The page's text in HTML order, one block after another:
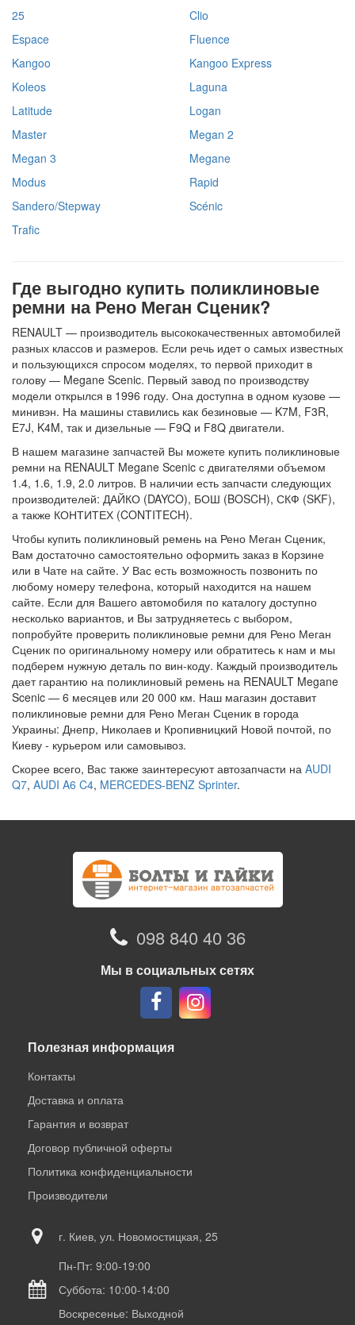
25
Clio
Espace
Fluence
Kangoo
Kangoo Express
Koleos
Laguna
Latitude
Logan
Master
Megan 2
Megan 3
Megane
Modus
Rapid
Sandero/Stepway
Scénic
Trafic
Где выгодно купить поликлиновые
ремни на Рено Меган Сценик?
RENAULT — производитель высококачественных автомобилей
разных классов и размеров. Если речь идет о самых известных
и пользующихся спросом моделях, то первой приходит в
голову — Megane Scenic. Первый завод по производству
модели открылся в 1996 году. Она доступна в одном кузове —
минивэн. На машины ставились как безиновые — K7M, F3R,
E7J, K4M, так и дизельные — F9Q и F8Q двигатели.
В нашем магазине запчастей Вы можете купить поликлиновые
ремни на RENAULT Megane Scenic с двигателями объемом
1.4, 1.6, 1.9, 2.0 литров. В наличии есть запчасти следующих
производителей: ДАЙКО (DAYCO), БОШ (BOSCH), СКФ (SKF),
а также КОНТИТЕХ (CONTITECH).
Чтобы купить поликлиновый ремень на Рено Меган Сценик,
Вам достаточно самостоятельно оформить заказ в Корзине
или в Чате на сайте. У Вас есть возможность позвонить по
любому номеру телефона, который находится на нашем
сайте. Если для Вашего автомобиля по каталогу доступно
несколько вариантов, и Вы затрудняетесь с выбором,
попробуйте проверить поликлиновые ремни для Рено Меган
Сценик по оригинальному номеру или обратитесь к нам и мы
подберем нужную деталь по вин-коду. Каждый производитель
дает гарантию на поликлиновый ремень на RENAULT Megane
Scenic — 6 месяцев или 20 000 км. Наш магазин доставит
поликлиновые ремни для Рено Меган Сценик в города
Украины: Днепр, Николаев и Кропивницкий Новой почтой, по
Киеву - курьером или самовывоз.
Скорее всего, Вас также заинтересуют автозапчасти на AUDI
Q7, AUDI A6 C4, MERCEDES-BENZ Sprinter.
098 840 40 36
Мы в социальных сетях
Полезная информация
Контакты
Доставка и оплата
Гарантия и возврат
Договор публичной оферты
Политика конфиденциальности
Производители
г. Киев, ул. Новомостицкая, 25
Пн-Пт: 9:00-19:00
Суббота: 10:00-14:00
Воскресенье: Выходной